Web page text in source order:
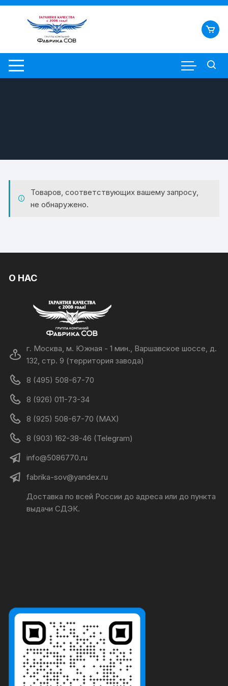
Перейти
содержимому
Товаров, соответствующих вашему запросу,
не обнаружено.
О НАС
г. Москва, м. Южная - 1 мин., Варшавское шоссе, д.
132, стр. 9 (территория завода)
8 (495) 508-67-70
8 (926) 011-73-34
8 (925) 508-67-70 (MAX)
8 (903) 162-38-46 (Telegram)
info@5086770.ru
fabrika-sov@yandex.ru
Доставка по всей России до адреса или до пункта
выдачи СДЭК.